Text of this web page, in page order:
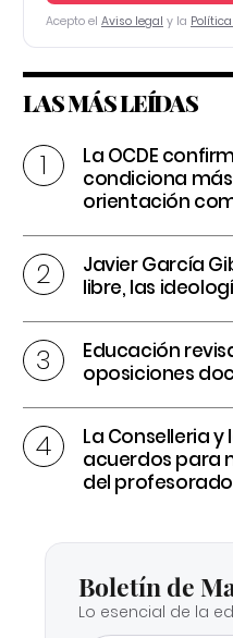
Acepto el Aviso legal y la
LAS MÁS LEÍDAS
La OCDE
condiciona
orientación
Javier García
libre, las
Educación
oposiciones
La Conselleria
acuerdos para
del profesorado
Boletín de
Lo esencial de la